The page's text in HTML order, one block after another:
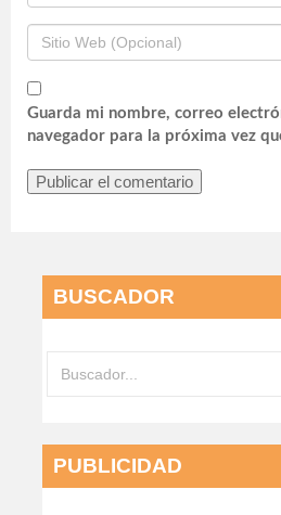
Guarda mi nombre, correo
navegador para la próxima vez
BUSCADOR
PUBLICIDAD